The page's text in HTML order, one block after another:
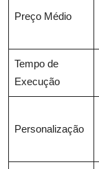
Preço Médio
Tempo de
Execução
Personalização